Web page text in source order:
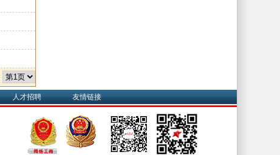
人才招聘 友情链接